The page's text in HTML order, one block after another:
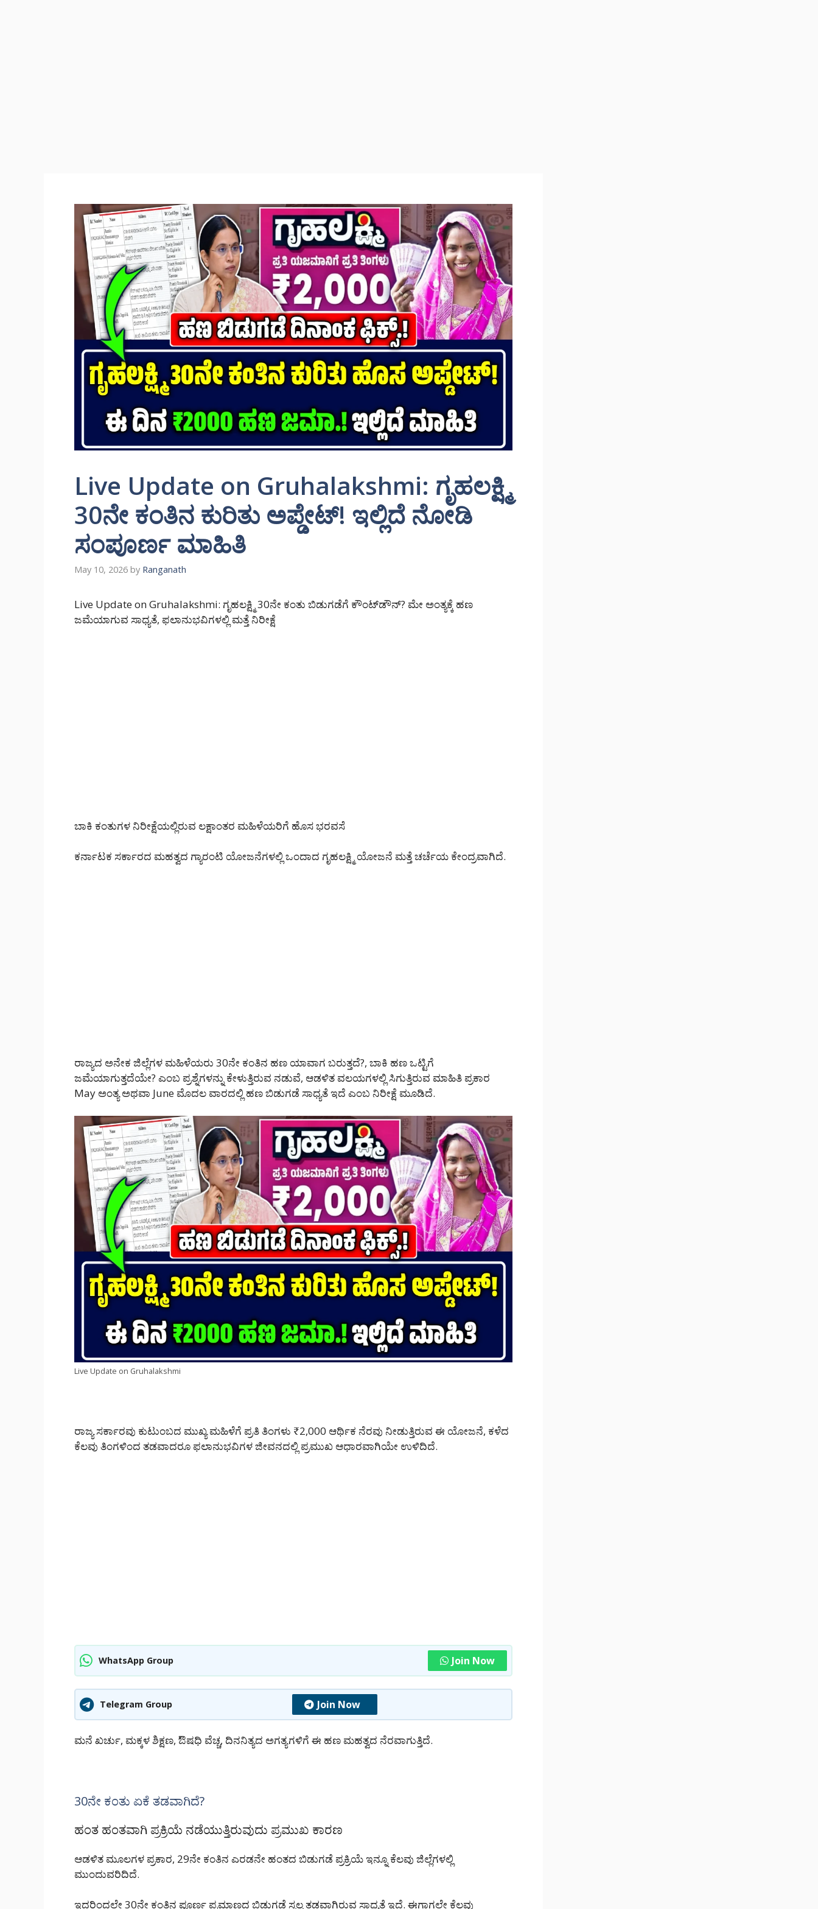
Live Update on Gruhalakshmi: ಗೃಹಲಕ್ಷ್ಮಿ
30ನೇ ಕಂತಿನ ಕುರಿತು ಅಪ್ಡೇಟ್! ಇಲ್ಲಿದೆ ನೋಡಿ
ಸಂಪೂರ್ಣ ಮಾಹಿತಿ
May 10, 2026 by Ranganath
Live Update on Gruhalakshmi: ಗೃಹಲಕ್ಷ್ಮಿ 30ನೇ ಕಂತು ಬಿಡುಗಡೆಗೆ ಕೌಂಟ್‌ಡೌನ್? ಮೇ ಅಂತ್ಯಕ್ಕೆ ಹಣ
ಜಮೆಯಾಗುವ ಸಾಧ್ಯತೆ, ಫಲಾನುಭವಿಗಳಲ್ಲಿ ಮತ್ತೆ ನಿರೀಕ್ಷೆ
ಬಾಕಿ ಕಂತುಗಳ ನಿರೀಕ್ಷೆಯಲ್ಲಿರುವ ಲಕ್ಷಾಂತರ ಮಹಿಳೆಯರಿಗೆ ಹೊಸ ಭರವಸೆ
ಕರ್ನಾಟಕ ಸರ್ಕಾರದ ಮಹತ್ವದ ಗ್ಯಾರಂಟಿ ಯೋಜನೆಗಳಲ್ಲಿ ಒಂದಾದ ಗೃಹಲಕ್ಷ್ಮಿ ಯೋಜನೆ ಮತ್ತೆ ಚರ್ಚೆಯ ಕೇಂದ್ರವಾಗಿದೆ.
ರಾಜ್ಯದ ಅನೇಕ ಜಿಲ್ಲೆಗಳ ಮಹಿಳೆಯರು 30ನೇ ಕಂತಿನ ಹಣ ಯಾವಾಗ ಬರುತ್ತದೆ?, ಬಾಕಿ ಹಣ ಒಟ್ಟಿಗೆ
ಜಮೆಯಾಗುತ್ತದೆಯೇ? ಎಂಬ ಪ್ರಶ್ನೆಗಳನ್ನು ಕೇಳುತ್ತಿರುವ ನಡುವೆ, ಆಡಳಿತ ವಲಯಗಳಲ್ಲಿ ಸಿಗುತ್ತಿರುವ ಮಾಹಿತಿ ಪ್ರಕಾರ
May ಅಂತ್ಯ ಅಥವಾ June ಮೊದಲ ವಾರದಲ್ಲಿ ಹಣ ಬಿಡುಗಡೆ ಸಾಧ್ಯತೆ ಇದೆ ಎಂಬ ನಿರೀಕ್ಷೆ ಮೂಡಿದೆ.
Live Update on Gruhalakshmi
ರಾಜ್ಯ ಸರ್ಕಾರವು ಕುಟುಂಬದ ಮುಖ್ಯ ಮಹಿಳೆಗೆ ಪ್ರತಿ ತಿಂಗಳು ₹2,000 ಆರ್ಥಿಕ ನೆರವು ನೀಡುತ್ತಿರುವ ಈ ಯೋಜನೆ, ಕಳೆದ
ಕೆಲವು ತಿಂಗಳಿಂದ ತಡವಾದರೂ ಫಲಾನುಭವಿಗಳ ಜೀವನದಲ್ಲಿ ಪ್ರಮುಖ ಆಧಾರವಾಗಿಯೇ ಉಳಿದಿದೆ.
WhatsApp Group Join Now
Telegram Group Join Now
ಮನೆ ಖರ್ಚು, ಮಕ್ಕಳ ಶಿಕ್ಷಣ, ಔಷಧಿ ವೆಚ್ಚ, ದಿನನಿತ್ಯದ ಅಗತ್ಯಗಳಿಗೆ ಈ ಹಣ ಮಹತ್ವದ ನೆರವಾಗುತ್ತಿದೆ.
30ನೇ ಕಂತು ಏಕೆ ತಡವಾಗಿದೆ?
ಹಂತ ಹಂತವಾಗಿ ಪ್ರಕ್ರಿಯೆ ನಡೆಯುತ್ತಿರುವುದು ಪ್ರಮುಖ ಕಾರಣ
ಆಡಳಿತ ಮೂಲಗಳ ಪ್ರಕಾರ, 29ನೇ ಕಂತಿನ ಎರಡನೇ ಹಂತದ ಬಿಡುಗಡೆ ಪ್ರಕ್ರಿಯೆ ಇನ್ನೂ ಕೆಲವು ಜಿಲ್ಲೆಗಳಲ್ಲಿ
ಮುಂದುವರಿದಿದೆ.
ಇದರಿಂದಲೇ 30ನೇ ಕಂತಿನ ಪೂರ್ಣ ಪ್ರಮಾಣದ ಬಿಡುಗಡೆ ಸ್ವಲ್ಪ ತಡವಾಗಿರುವ ಸಾಧ್ಯತೆ ಇದೆ. ಈಗಾಗಲೇ ಕೆಲವು